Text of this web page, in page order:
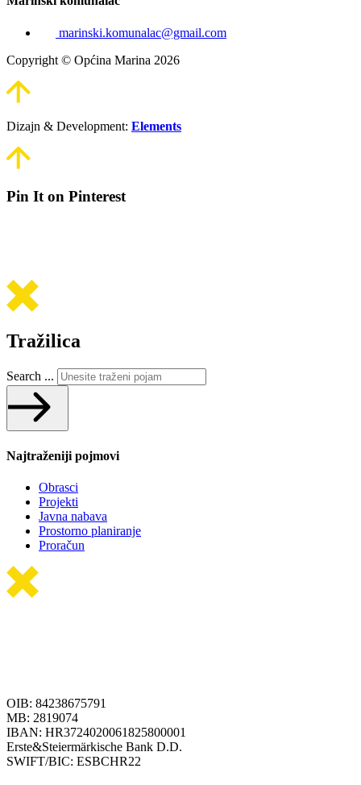
marinski.komunalac@gmail.com
Copyright © Općina Marina 2026
Dizajn & Development: Elements
Pin It on Pinterest
Tražilica
Search ...
Najtraženiji pojmovi
Obrasci
Projekti
Javna nabava
Prostorno planiranje
Proračun
OIB: 84238675791
MB: 2819074
IBAN: HR3724020061825800001
Erste&Steiermärkische Bank D.D.
SWIFT/BIC: ESBCHR22